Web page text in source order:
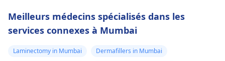
Meilleurs médecins spécialisés dans les
services connexes à Mumbai
Laminectomy in Mumbai
Dermafillers in Mumbai